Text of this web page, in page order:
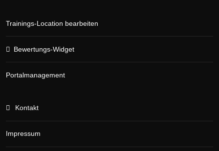
Trainings-Location bearbeiten
Bewertungs-Widget
Portalmanagement
Kontakt
Impressum